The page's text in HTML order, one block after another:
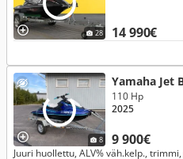
28 14 990€
8
Yamaha Jet
9 900€
110 Hp
2025
Juuri huollettu, ALV% väh.kelp.,